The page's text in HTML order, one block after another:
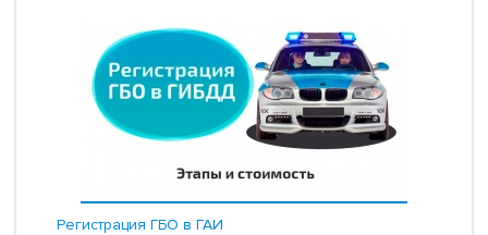
Регистрация ГБО в ГАИ